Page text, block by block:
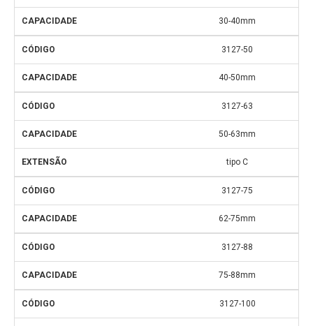
30-40mm
3127-50
40-50mm
3127-63
50-63mm
tipo C
3127-75
62-75mm
3127-88
75-88mm
3127-100